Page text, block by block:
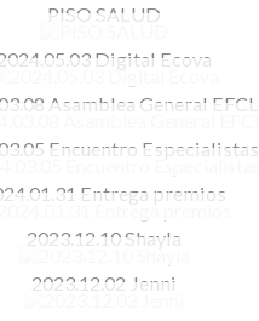
PISO SALUD
Digital Ecova
Asamblea General EFCL
Encuentro Especialistas
Entrega premios
2023.12.10 Shayla
2023.12.02 Jenni